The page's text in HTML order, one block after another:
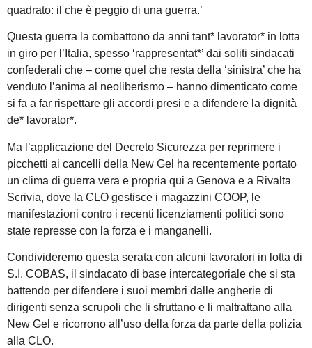
quadrato: il che è peggio di una guerra.’
Questa guerra la combattono da anni tant* lavorator* in lotta
in giro per l’Italia, spesso ‘rappresentat*’ dai soliti sindacati
confederali che – come quel che resta della ‘sinistra’ che ha
venduto l’anima al neoliberismo – hanno dimenticato come
si fa a far rispettare gli accordi presi e a difendere la dignità
de* lavorator*.
Ma l’applicazione del Decreto Sicurezza per reprimere i
picchetti ai cancelli della New Gel ha recentemente portato
un clima di guerra vera e propria qui a Genova e a Rivalta
Scrivia, dove la CLO gestisce i magazzini COOP, le
manifestazioni contro i recenti licenziamenti politici sono
state represse con la forza e i manganelli.
Condivideremo questa serata con alcuni lavoratori in lotta di
S.I. COBAS, il sindacato di base intercategoriale che si sta
battendo per difendere i suoi membri dalle angherie di
dirigenti senza scrupoli che li sfruttano e li maltrattano alla
New Gel e ricorrono all’uso della forza da parte della polizia
alla CLO.